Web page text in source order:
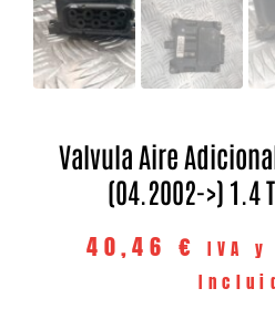
Valvula Aire
(04.2002->) 1.4
40,46 €
IVA